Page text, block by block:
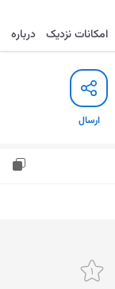
امکانات نزدیک درباره
ارسال